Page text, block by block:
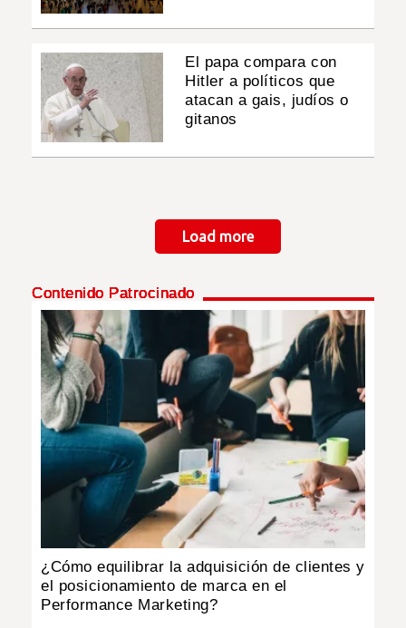
El papa compara con
Hitler a políticos que
atacan a gais, judíos o
gitanos
Load more
Contenido Patrocinado
¿Cómo equilibrar la adquisición de clientes y
el posicionamiento de marca en el
Performance Marketing?